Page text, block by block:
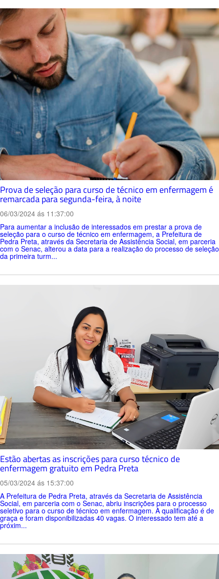
Prova de seleção para curso de técnico em enfermagem é
remarcada para segunda-feira, à noite
06/03/2024 ás 11:37:00
Para aumentar a inclusão de interessados em prestar a prova de
seleção para o curso de técnico em enfermagem, a Prefeitura de
Pedra Preta, através da Secretaria de Assistência Social, em parceria
com o Senac, alterou a data para a realização do processo de seleção
da primeira turm...
Estão abertas as inscrições para curso técnico de
enfermagem gratuito em Pedra Preta
05/03/2024 ás 15:37:00
A Prefeitura de Pedra Preta, através da Secretaria de Assistência
Social, em parceria com o Senac, abriu inscrições para o processo
seletivo para o curso de técnico em enfermagem. A qualificação é de
graça e foram disponibilizadas 40 vagas. O interessado tem até a
próxim...